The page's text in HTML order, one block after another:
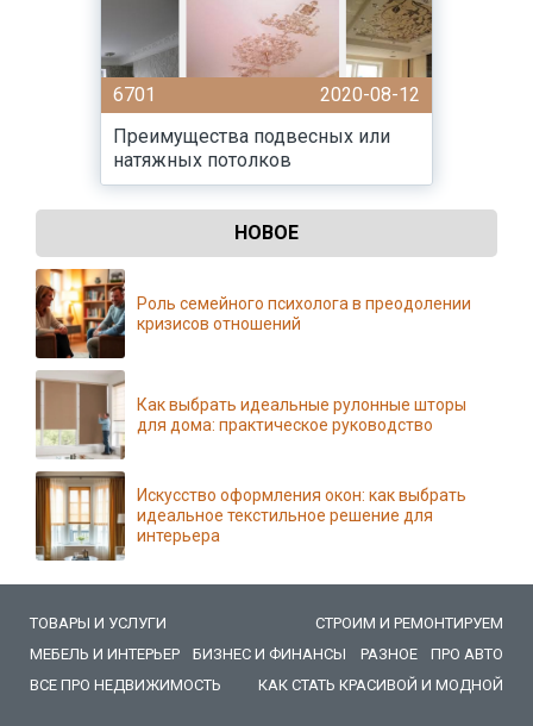
6701
2020-08-12
Преимущества подвесных или
натяжных потолков
НОВОЕ
Роль семейного психолога в преодолении
кризисов отношений
Как выбрать идеальные рулонные шторы
для дома: практическое руководство
Искусство оформления окон: как выбрать
идеальное текстильное решение для
интерьера
ТОВАРЫ И УСЛУГИ
СТРОИМ И РЕМОНТИРУЕМ
МЕБЕЛЬ И ИНТЕРЬЕР
БИЗНЕС И ФИНАНСЫ РАЗНОЕ
ПРО АВТО
ВСЕ ПРО НЕДВИЖИМОСТЬ
КАК СТАТЬ КРАСИВОЙ И МОДНОЙ